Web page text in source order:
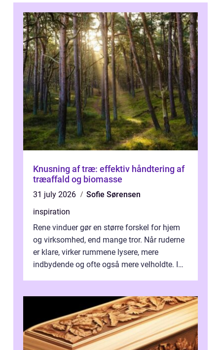
Knusning af træ: effektiv håndtering af
træaffald og biomasse
31 july 2026
Sofie Sørensen
inspiration
Rene vinduer gør en større forskel for hjem
og virksomhed, end mange tror. Når ruderne
er klare, virker rummene lysere, mere
indbydende og ofte også mere velholdte. I